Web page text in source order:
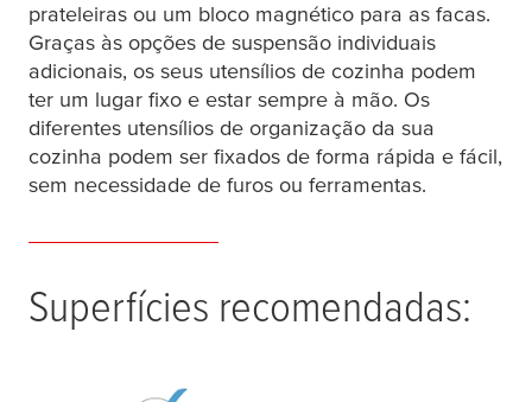
prateleiras ou um bloco magnético para as facas.
Graças às opções de suspensão individuais
adicionais, os seus utensílios de cozinha podem
ter um lugar fixo e estar sempre à mão. Os
diferentes utensílios de organização da sua
cozinha podem ser fixados de forma rápida e fácil,
sem necessidade de furos ou ferramentas.
Superfícies recomendadas: